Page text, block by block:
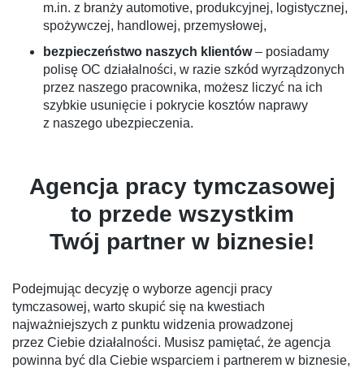
m.in. z branży automotive, produkcyjnej, logistycznej,
spożywczej, handlowej, przemysłowej,
bezpieczeństwo naszych klientów– posiadamy
polisę OC działalności, w razie szkód wyrządzonych
przez naszego pracownika, możesz liczyć na ich
szybkie usunięcie i pokrycie kosztów naprawy
z naszego ubezpieczenia.
Agencja pracy tymczasowej
to przede wszystkim
Twój partner w biznesie!
Podejmując decyzję o wyborze agencji pracy
tymczasowej, warto skupić się na kwestiach
najważniejszych z punktu widzenia prowadzonej
przez Ciebie działalności. Musisz pamiętać, że agencja
powinna być dla Ciebie wsparciem i partnerem w biznesie,